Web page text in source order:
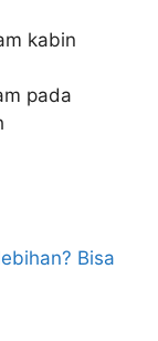
kabin
pada
Bisa